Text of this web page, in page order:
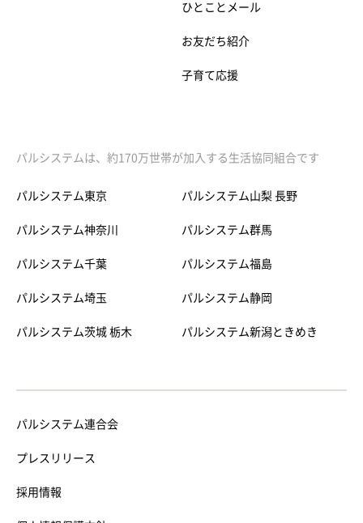
ひとことメール
お友だち紹介
子育て応援
パルシステムは、約170万世帯が加入する生活協同組合です
パルシステム東京
パルシステム神奈川
パルシステム千葉
パルシステム埼玉
パルシステム茨城 栃木
パルシステム山梨 長野
パルシステム群馬
パルシステム福島
パルシステム静岡
パルシステム新潟ときめき
パルシステム連合会
プレスリリース
採用情報